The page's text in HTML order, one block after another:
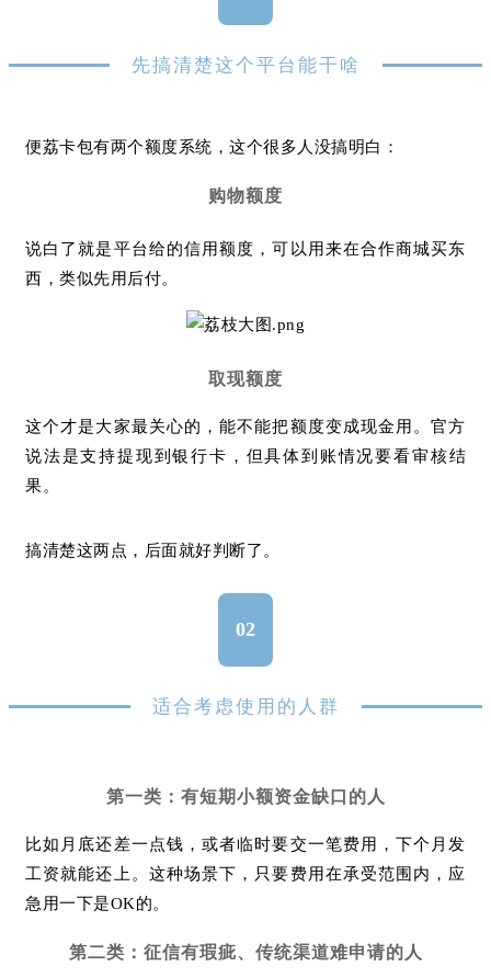
先搞清楚这个平台能干啥
便荔卡包有两个额度系统，这个很多人没搞明白：
购物额度
说白了就是平台给的信用额度，可以用来在合作商城买东
西，类似先用后付。
取现额度
这个才是大家最关心的，能不能把额度变成现金用。官方
说法是支持提现到银行卡，但具体到账情况要看审核结
果。
搞清楚这两点，后面就好判断了。
02
适合考虑使用的人群
第一类：有短期小额资金缺口的人
比如月底还差一点钱，或者临时要交一笔费用，下个月发
工资就能还上。这种场景下，只要费用在承受范围内，应
急用一下是OK的。
第二类：征信有瑕疵、传统渠道难申请的人